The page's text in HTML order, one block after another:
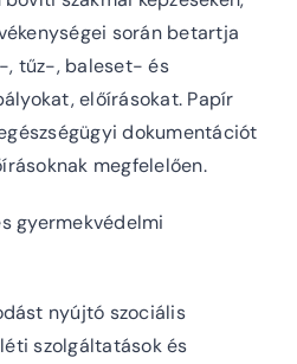
során betartja
, tűz-, baleset- és
előírásokat. Papír
dokumentációt
megfelelően.
gyermekvédelmi
nyújtó szociális
szolgáltatások és